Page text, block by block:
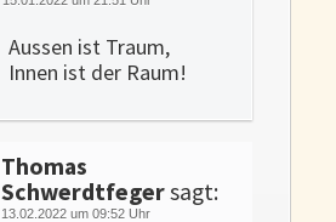
Aussen ist Traum,
Innen ist der Raum!
Thomas
Schwerdtfegersagt:
13.02.2022 um 09:52 Uhr